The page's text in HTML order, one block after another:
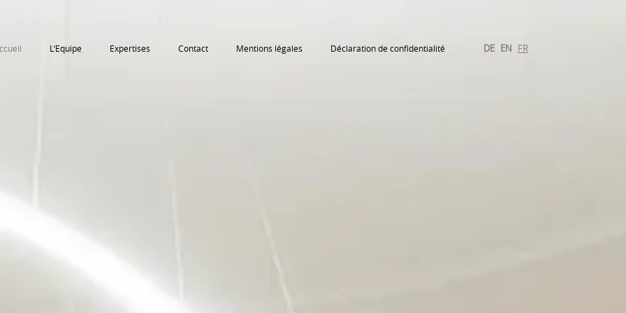
L‘Equipe Expertises Contact Mentions légales Déclaration de confidentialité DE EN FR